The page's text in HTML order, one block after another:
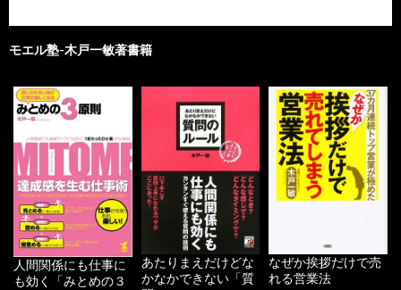
モエル塾-木戸一敏著書籍
人間関係にも仕事に
も効く「みとめの３
あたりまえだけどな
かなかできない「質
なぜか挨拶だけで売
れる営業法